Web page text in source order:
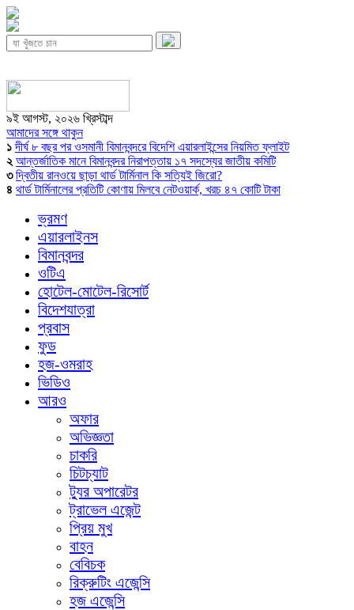
৯ই আগস্ট, ২০২৬ খ্রিস্টাব্দ
আমাদের সঙ্গে থাকুন
১ দীর্ঘ ৮ বছর পর ওসমানী বিমানবন্দরে বিদেশি এয়ারলাইন্সের নিয়মিত ফ্লাইট
২ আন্তর্জাতিক মানে বিমানবন্দর নিরাপত্তায় ১৭ সদস্যের জাতীয় কমিটি
৩ দ্বিতীয় রানওয়ে ছাড়া থার্ড টার্মিনাল কি সত্যিই জিরো?
৪ থার্ড টার্মিনালের প্রতিটি কোণায় মিলবে নেটওয়ার্ক, খরচ ৪৭ কোটি টাকা
ভ্রমণ
এয়ারলাইনস
বিমানবন্দর
ওটিএ
হোটেল-মোটেল-রিসোর্ট
বিদেশযাত্রা
প্রবাস
ফুড
হজ-ওমরাহ
ভিডিও
আরও
অফার
অভিজ্ঞতা
চাকরি
চিটচ্যাট
ট্যুর অপারেটর
ট্রাভেল এজেন্ট
প্রিয় মুখ
বাহন
বেবিচক
রিক্রুটিং এজেন্সি
হজ এজেন্সি